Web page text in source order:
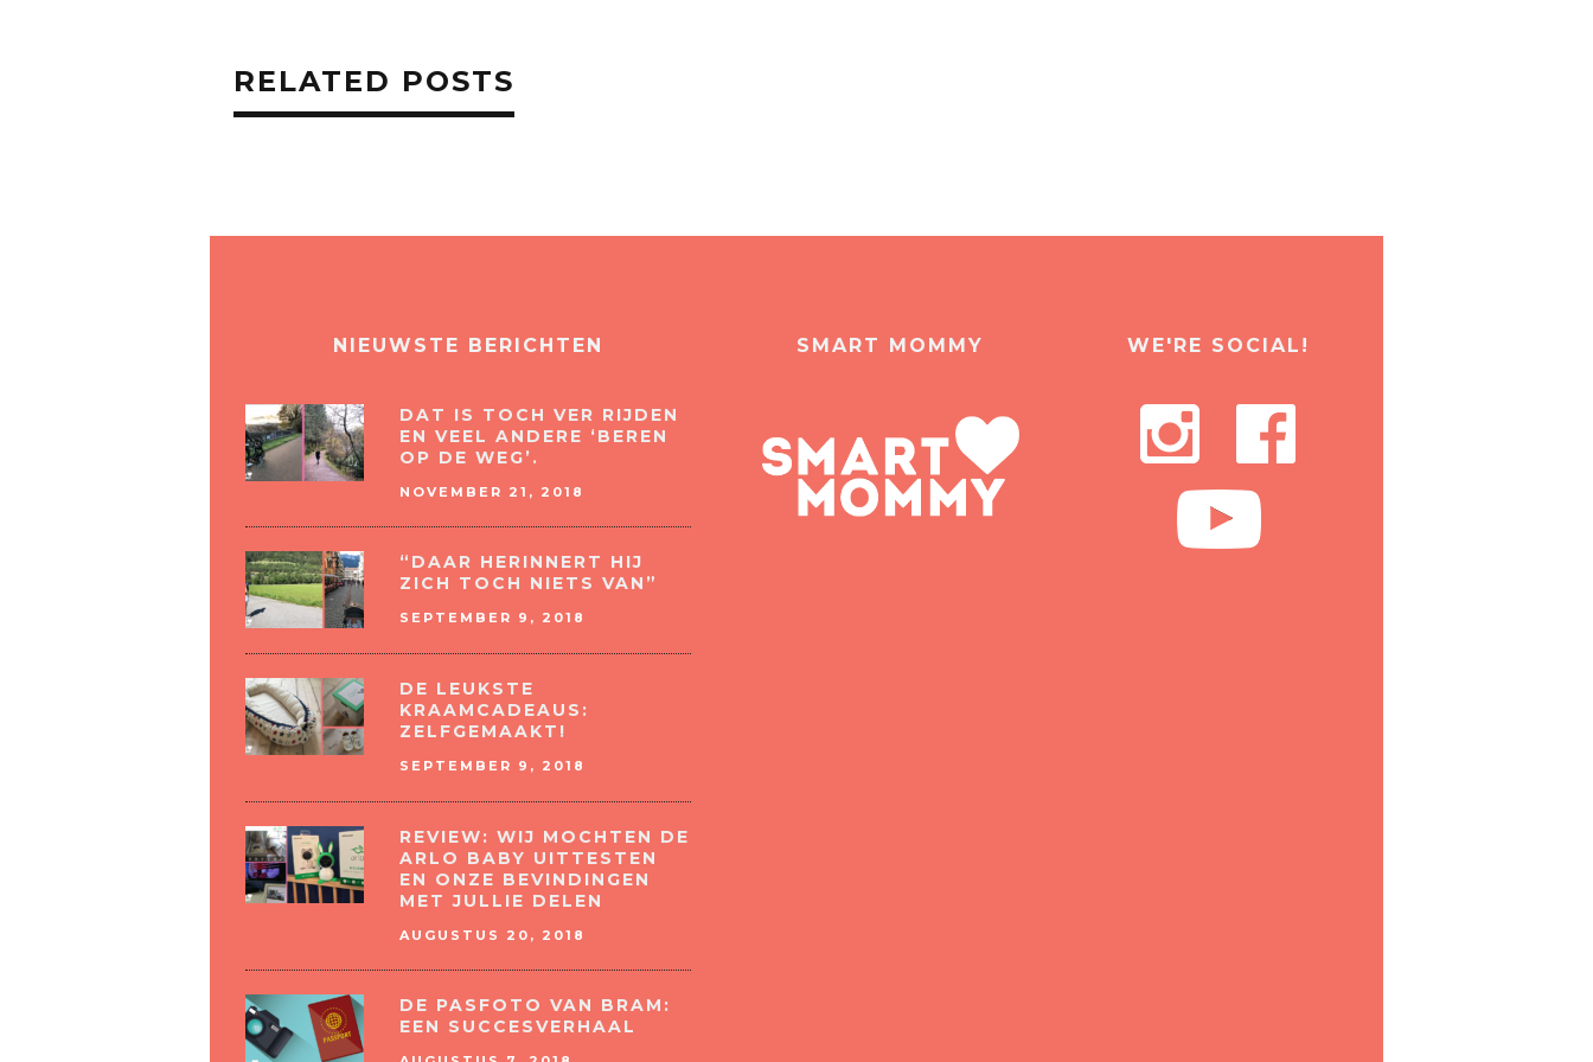
RELATED POSTS
NIEUWSTE BERICHTEN
DAT IS TOCH VER RIJDEN
EN VEEL ANDERE ‘BEREN
OP DE WEG’.
NOVEMBER 21, 2018
“DAAR HERINNERT HIJ
ZICH TOCH NIETS VAN”
SEPTEMBER 9, 2018
DE LEUKSTE
KRAAMCADEAUS:
ZELFGEMAAKT!
SEPTEMBER 9, 2018
REVIEW: WIJ MOCHTEN DE
ARLO BABY UITTESTEN
EN ONZE BEVINDINGEN
MET JULLIE DELEN
AUGUSTUS 20, 2018
DE PASFOTO VAN BRAM:
EEN SUCCESVERHAAL
SMART MOMMY WE'RE SOCIAL!